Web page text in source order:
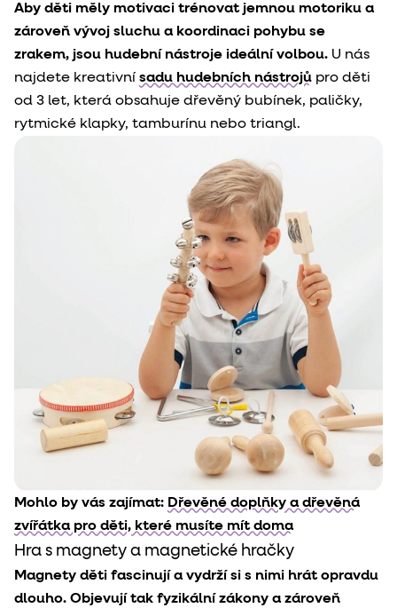
Aby děti měly motivaci trénovat jemnou motoriku a
zároveň vývoj sluchu a koordinaci pohybu se
zrakem, jsou hudební nástroje ideální volbou. U nás
najdete kreativní sadu hudebních nástrojů pro děti
od 3 let, která obsahuje dřevěný bubínek, paličky,
rytmické klapky, tamburínu nebo triangl.
Mohlo by vás zajímat: Dřevěné doplňky a dřevěná
zvířátka pro děti, které musíte mít doma
Hra s magnety a magnetické hračky
Magnety děti fascinují a vydrží si s nimi hrát opravdu
dlouho. Objevují tak fyzikální zákony a zároveň